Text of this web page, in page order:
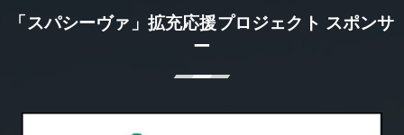
「スパシーヴァ」拡充応援プロジェクト スポンサ
ー